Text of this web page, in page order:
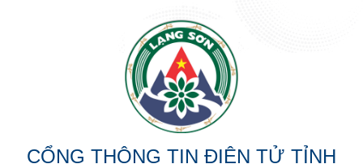
CỔNG THÔNG TIN ĐIỆN TỬ TỈNH